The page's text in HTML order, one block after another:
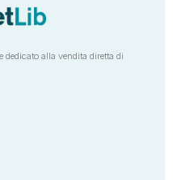
dedicato alla vendita diretta di